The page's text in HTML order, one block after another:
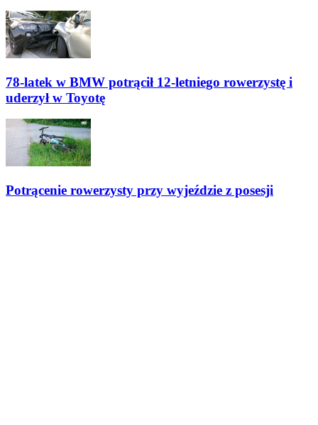
78-latek w BMW potrącił 12-letniego rowerzystę i
uderzył w Toyotę
Potrącenie rowerzysty przy wyjeździe z posesji